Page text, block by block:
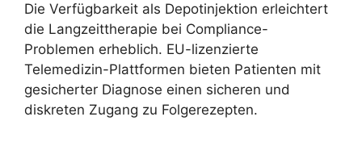
Die Verfügbarkeit als Depotinjektion erleichtert
die Langzeittherapie bei Compliance-
Problemen erheblich. EU-lizenzierte
Telemedizin-Plattformen bieten Patienten mit
gesicherter Diagnose einen sicheren und
diskreten Zugang zu Folgerezepten.